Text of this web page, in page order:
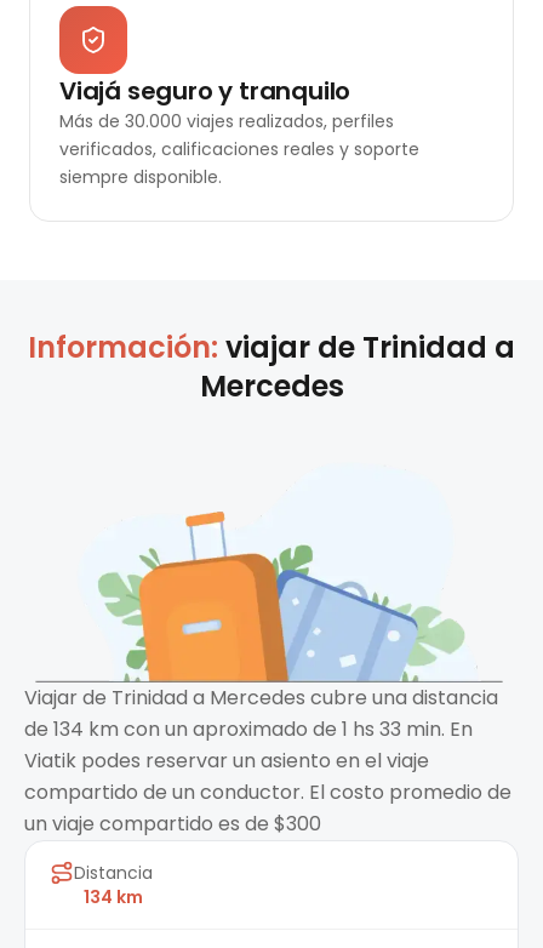
Viajá seguro y tranquilo
Más de 30.000 viajes realizados, perfiles
verificados, calificaciones reales y soporte
siempre disponible.
Información: viajar de Trinidad a
Mercedes
Viajar de Trinidad a Mercedes cubre una distancia
de 134 km con un aproximado de 1 hs 33 min. En
Viatik podes reservar un asiento en el viaje
compartido de un conductor. El costo promedio de
un viaje compartido es de $300
Distancia
134 km